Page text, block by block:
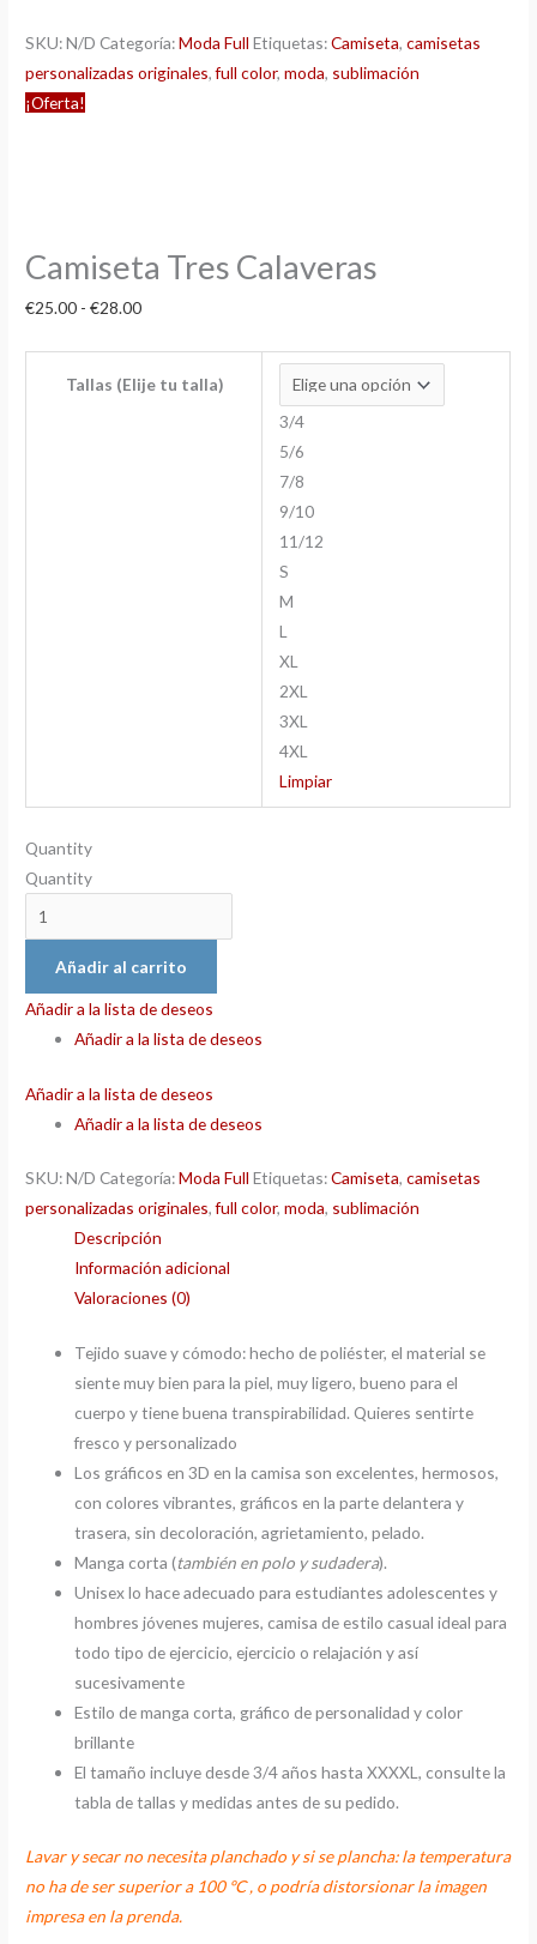
SKU:N/D Categoría:Moda Full Etiquetas:Camiseta,camisetas
personalizadas originales,full color,moda, sublimación
¡Oferta!
Camiseta Tres Calaveras
€25.00 - €28.00
Tallas (Elije tu talla)
3/4
5/6
7/8
9/10
11/12
S
M
L
XL
2XL
3XL
4XL
Limpiar
Quantity
Quantity
Añadir al carrito
Añadir a la lista de deseos
Añadir a la lista de deseos
Añadir a la lista de deseos
Añadir a la lista de deseos
SKU:N/D Categoría:Moda Full Etiquetas:Camiseta,camisetas
personalizadas originales,full color,moda, sublimación
Descripción
Información adicional
Valoraciones (0)
Tejido suave y cómodo: hecho de poliéster, el material se
siente muy bien para la piel, muy ligero, bueno para el
cuerpo y tiene buena transpirabilidad. Quieres sentirte
fresco y personalizado
Los gráficos en 3D en la camisa son excelentes, hermosos,
con colores vibrantes, gráficos en la parte delantera y
trasera, sin decoloración, agrietamiento, pelado.
Manga corta (también en polo y sudadera).
Unisex lo hace adecuado para estudiantes adolescentes y
hombres jóvenes mujeres, camisa de estilo casual ideal para
todo tipo de ejercicio, ejercicio o relajación y así
sucesivamente
Estilo de manga corta, gráfico de personalidad y color
brillante
El tamaño incluye desde 3/4 años hasta XXXXL, consulte la
tabla de tallas y medidas antes de su pedido.
Lavar y secar no necesita planchado y si se plancha: la temperatura
no ha de ser superior a 100 ºC , o podría distorsionar la imagen
impresa en la prenda.